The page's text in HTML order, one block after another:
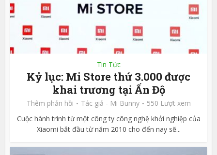
Tin Tức
Kỷ lục: Mi Store thứ 3.000 được
khai trương tại Ấn Độ
Thêm phản hồi Tác giả - Mi Bunny
550 Lượt xem
Cuộc hành trình từ một công ty công nghệ khởi nghiệp của
Xiaomi bắt đầu từ năm 2010 cho đến nay sẽ...